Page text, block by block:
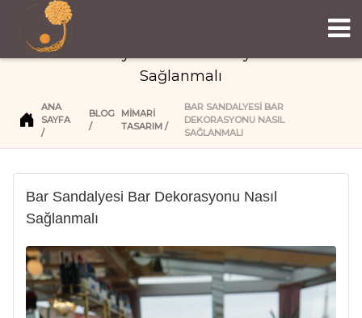
Bar Sandalyesi Bar Dekorasyonu Nasıl
Sağlanmalı
ANA
SAYFA
BLOG
MIMARI
TASARIM
BAR SANDALYESI BAR
DEKORASYONU NASIL
SAĞLANMALI
Bar Sandalyesi Bar Dekorasyonu Nasıl
Sağlanmalı